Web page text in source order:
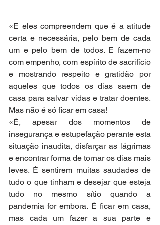
«E eles compreendem que é a atitude
certa e necessária, pelo bem de cada
um e pelo bem de todos. E fazem-no
com empenho, com espírito de sacrifício
e mostrando respeito e gratidão por
aqueles que todos os dias saem de
casa para salvar vidas e tratar doentes.
Mas não é só ficar em casa!
«É, apesar dos momentos de
insegurança e estupefação perante esta
situação inaudita, disfarçar as lágrimas
e encontrar forma de tornar os dias mais
leves. É sentirem muitas saudades de
tudo o que tinham e desejar que esteja
tudo no mesmo sítio quando a
pandemia for embora. É ficar em casa,
mas cada um fazer a sua parte e